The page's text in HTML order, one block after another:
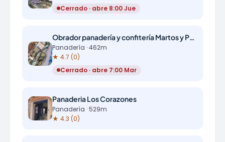
Cerrado · abre 8:00 Jue
Obrador panadería y confitería Martos y Pérez (MayPe)
Panadería · 462m
★ 4.7 (0)
Cerrado · abre 7:00 Mar
Panaderia Los Corazones
Panadería · 529m
★ 4.3 (0)